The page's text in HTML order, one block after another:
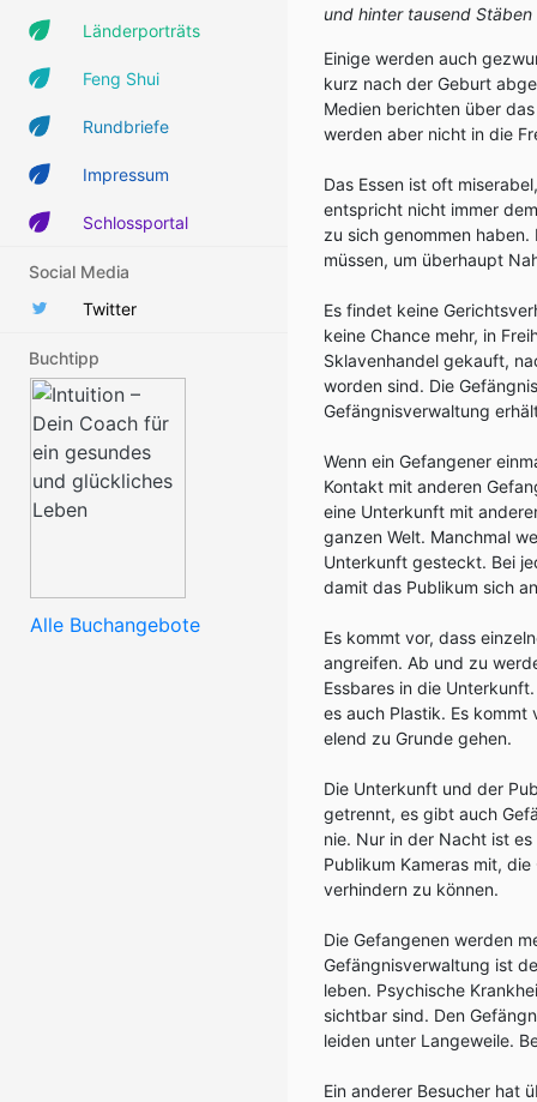
Länderporträts
Feng Shui
Rundbriefe
Impressum
Schlossportal
Social Media
Twitter
Buchtipp
Alle Buchangebote
und hinter tausend Stäben
Einige werden auch
kurz nach der Geburt
Medien berichten über
werden aber nicht in die
Das Essen ist oft
entspricht nicht immer
zu sich genommen
müssen, um überhaupt
Es findet keine
keine Chance mehr, in
Sklavenhandel gekauft,
worden sind. Die
Gefängnisverwaltung
Wenn ein Gefangener
Kontakt mit anderen
eine Unterkunft mit
ganzen Welt. Manchmal
Unterkunft gesteckt. Bei
damit das Publikum sich
Es kommt vor, dass
angreifen. Ab und zu
Essbares in die
es auch Plastik. Es
elend zu Grunde gehen.
Die Unterkunft und der
getrennt, es gibt auch
nie. Nur in der Nacht ist
Publikum Kameras mit,
verhindern zu können.
Die Gefangenen werden
Gefängnisverwaltung ist
leben. Psychische
sichtbar sind. Den
leiden unter Langeweile.
Ein anderer Besucher hat